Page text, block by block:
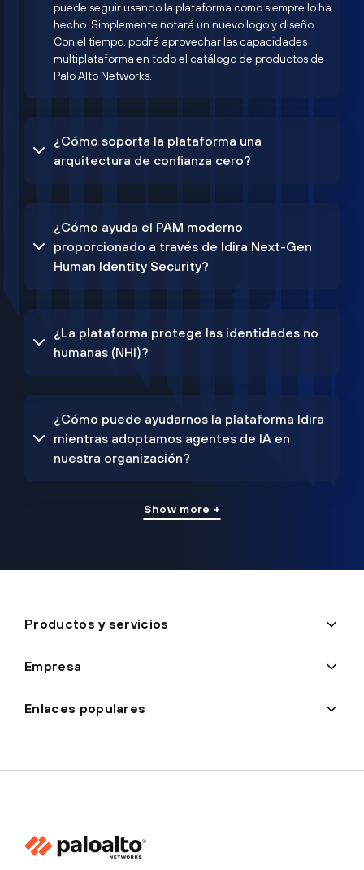
puede seguir usando la plataforma como siempre lo ha
hecho. Simplemente notará un nuevo logo y diseño.
Con el tiempo, podrá aprovechar las capacidades
multiplataforma en todo el catálogo de productos de
Palo Alto Networks.
¿Cómo soporta la plataforma una
arquitectura de confianza cero?
¿Cómo ayuda el PAM moderno
proporcionado a través de Idira Next-Gen
Human Identity Security?
¿La plataforma protege las identidades no
humanas (NHI)?
¿Cómo puede ayudarnos la plataforma Idira
mientras adoptamos agentes de IA en
nuestra organización?
Show more +
Productos y servicios
Empresa
Enlaces populares